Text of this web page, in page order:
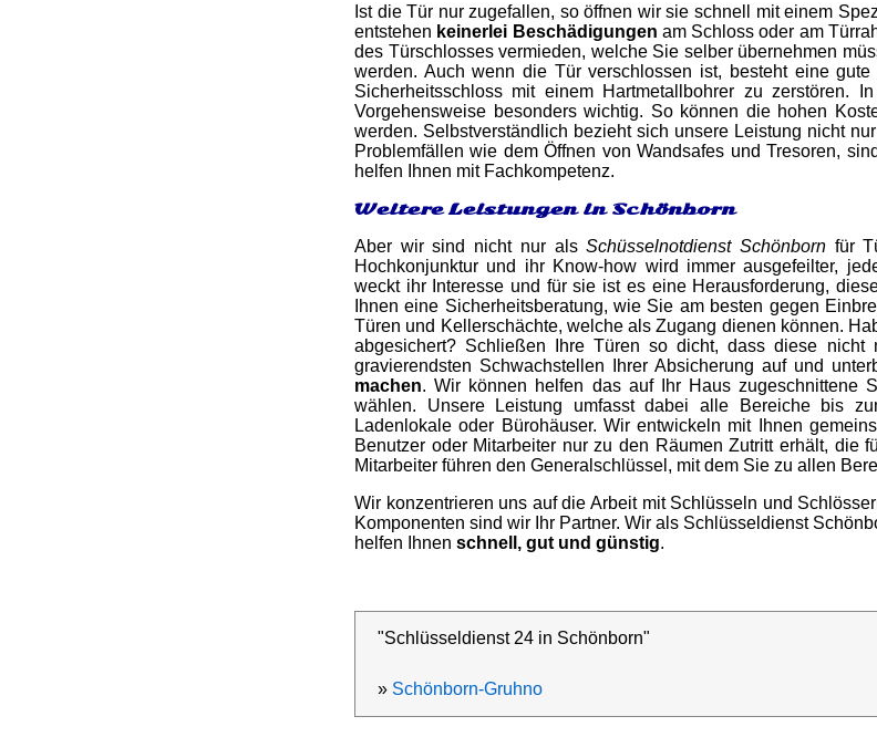
Ist die Tür nur zugefallen, so öffnen wir sie schnell mit einem
entstehen keinerlei Beschädigungen am Schloss oder am
des Türschlosses vermieden, welche Sie selber übernehmen
werden. Auch wenn die Tür verschlossen ist, besteht eine
Sicherheitsschloss mit einem Hartmetallbohrer zu zerstören.
Vorgehensweise besonders wichtig. So können die hohen
werden. Selbstverständlich bezieht sich unsere Leistung nicht
Problemfällen wie dem Öffnen von Wandsafes und Tresoren,
helfen Ihnen mit Fachkompetenz.
Weitere Leistungen in Schönborn
Aber wir sind nicht nur alsSchüsselnotdienst Schönborn für
Hochkonjunktur und ihr Know-how wird immer ausgefeilter,
weckt ihr Interesse und für sie ist es eine Herausforderung,
Ihnen eine Sicherheitsberatung, wie Sie am besten gegen
Türen und Kellerschächte, welche als Zugang dienen können.
abgesichert? Schließen Ihre Türen so dicht, dass diese
gravierendsten Schwachstellen Ihrer Absicherung auf und
machen. Wir können helfen das auf Ihr Haus zugeschnittene
wählen. Unsere Leistung umfasst dabei alle Bereiche bis
Ladenlokale oder Bürohäuser. Wir entwickeln mit Ihnen
Benutzer oder Mitarbeiter nur zu den Räumen Zutritt erhält, die
Mitarbeiter führen den Generalschlüssel, mit dem Sie zu allen
Wir konzentrieren uns auf die Arbeit mit Schlüsseln und
Komponenten sind wir Ihr Partner. Wir als Schlüsseldienst
helfen Ihnen schnell, gut und günstig.
"Schlüsseldienst 24 in Schönborn"
» Schönborn-Gruhno